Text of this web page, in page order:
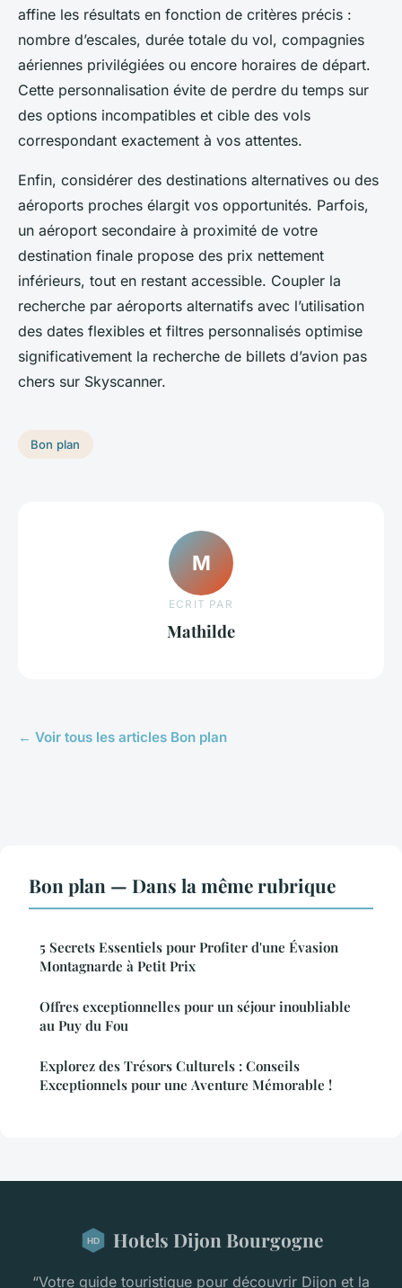
affine les résultats en fonction de critères précis :
nombre d’escales, durée totale du vol, compagnies
aériennes privilégiées ou encore horaires de départ.
Cette personnalisation évite de perdre du temps sur
des options incompatibles et cible des vols
correspondant exactement à vos attentes.
Enfin, considérer des destinations alternatives ou des
aéroports proches élargit vos opportunités. Parfois,
un aéroport secondaire à proximité de votre
destination finale propose des prix nettement
inférieurs, tout en restant accessible. Coupler la
recherche par aéroports alternatifs avec l’utilisation
des dates flexibles et filtres personnalisés optimise
significativement la recherche de billets d’avion pas
chers sur Skyscanner.
Bon plan
M
ECRIT PAR
Mathilde
← Voir tous les articles Bon plan
Bon plan — Dans la même rubrique
5 Secrets Essentiels pour Profiter d'une Évasion
Montagnarde à Petit Prix
Offres exceptionnelles pour un séjour inoubliable
au Puy du Fou
Explorez des Trésors Culturels : Conseils
Exceptionnels pour une Aventure Mémorable !
Hotels Dijon Bourgogne
“Votre guide touristique pour découvrir Dijon et la